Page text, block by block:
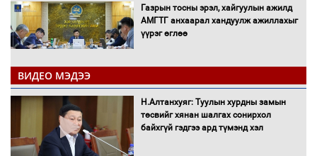
Газрын тосны эрэл, хайгуулын ажилд
АМГТГ анхаарал хандуулж ажиллахыг
үүрэг өглөө
Н.Номтойбаяр: Орон нутаг хөгжихөд
чөдөр болж буй хууль, эрхзүйн орчныг
шинэчилнэ
ВИДЕО МЭДЭЭ
Н.Алтанхуяг: Туулын хурдны замын
төсвийг хянан шалгах сонирхол
байхгүй гэдгээ ард түмэнд хэл